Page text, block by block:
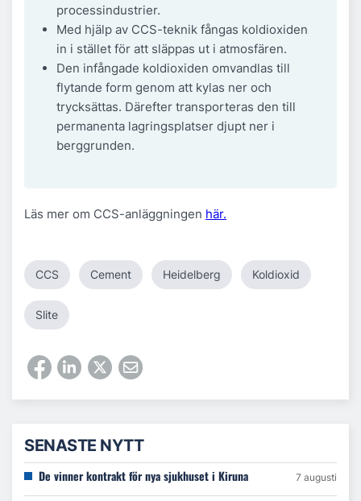
processindustrier.
Med hjälp av CCS-teknik fångas koldioxiden
in i stället för att släppas ut i atmosfären.
Den infångade koldioxiden omvandlas till
flytande form genom att kylas ner och
trycksättas. Därefter transporteras den till
permanenta lagringsplatser djupt ner i
berggrunden.
Läs mer om CCS-anläggningen här.
CCS Cement Heidelberg Koldioxid
Slite
SENASTE NYTT
De vinner kontrakt för nya sjukhuset i Kiruna 7 augusti